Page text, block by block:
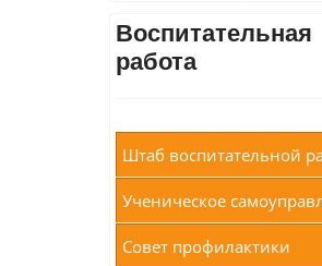
Воспитательная
работа
Штаб воспитательной
Ученическое
Совет профилактики